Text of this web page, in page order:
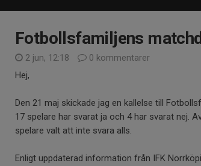
Fotbollsfamiljens
2 jun, 12:18
0 kommentarer
Hej,
Den 21 maj skickade jag en kallelse till
17 spelare har svarat ja och 4 har svarat nej.
spelare valt att inte svara alls.
Enligt uppdaterad information från IFK